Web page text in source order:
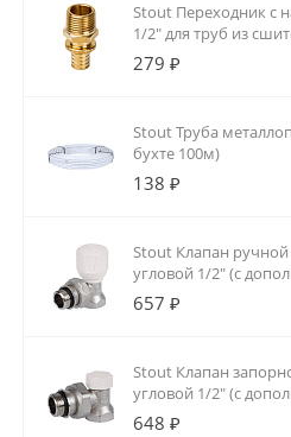
Stout Переходник с
1/2" для труб из
аксиальный
279 ₽
Stout Труба
бухте 100м)
138 ₽
Stout Клапан
угловой 1/2" (с
уплотнением)
657 ₽
Stout Клапан
угловой 1/2" (с
уплотнением)
648 ₽